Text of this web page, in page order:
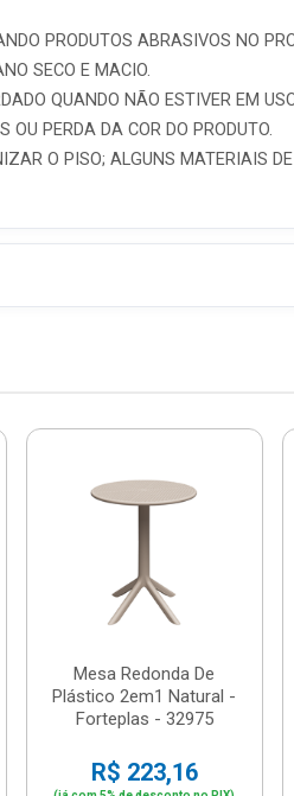
PRODUTOS ABRASIVOS NO
SECO E MACIO.
QUANDO NÃO ESTIVER EM
OU PERDA DA COR DO PRODUTO.
O PISO; ALGUNS MATERIAIS
Mesa Redonda De
Plástico 2em1 Natural -
Forteplas - 32975
R$ 223,16